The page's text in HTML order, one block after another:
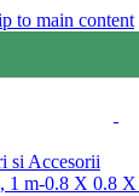
to main content
si Accesorii